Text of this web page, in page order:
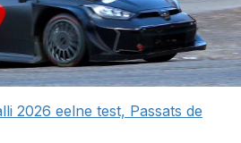
2026 eelne test, Passats de